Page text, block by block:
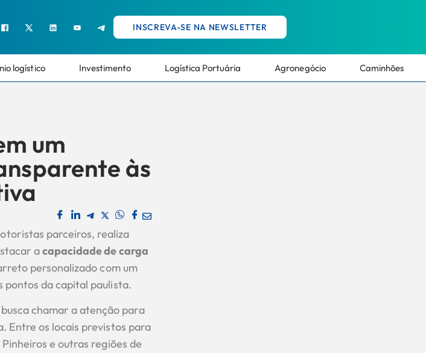
INSCREVA-SE NA NEWSLETTER
logístico Investimento Logística Portuária Agronegócio Caminhões
um
às
parceiros, realiza
acapacidade de carga
personalizado com um
da capital paulista.
chamar a atenção para
Entre os locais previstos para
e outras regiões de